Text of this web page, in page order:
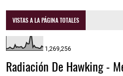
VISTAS A LA PÁGINA TOTALES
1,269,256
Radiación De Hawking -